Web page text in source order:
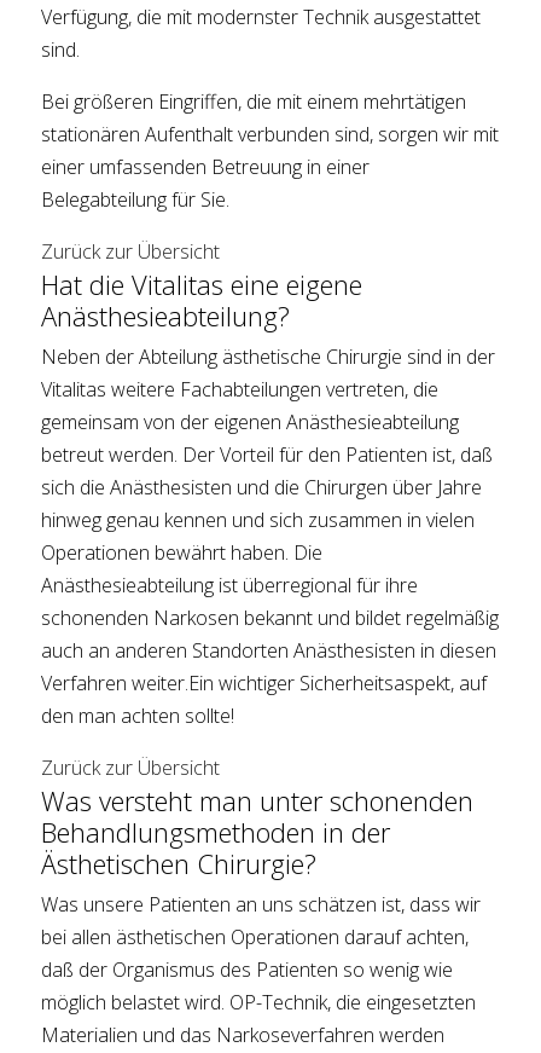
Verfügung, die mit modernster Technik ausgestattet
sind.
Bei größeren Eingriffen, die mit einem mehrtätigen
stationären Aufenthalt verbunden sind, sorgen wir mit
einer umfassenden Betreuung in einer
Belegabteilung für Sie.
Zurück zur Übersicht
Hat die Vitalitas eine eigene
Anästhesieabteilung?
Neben der Abteilung ästhetische Chirurgie sind in der
Vitalitas weitere Fachabteilungen vertreten, die
gemeinsam von der eigenen Anästhesieabteilung
betreut werden. Der Vorteil für den Patienten ist, daß
sich die Anästhesisten und die Chirurgen über Jahre
hinweg genau kennen und sich zusammen in vielen
Operationen bewährt haben. Die
Anästhesieabteilung ist überregional für ihre
schonenden Narkosen bekannt und bildet regelmäßig
auch an anderen Standorten Anästhesisten in diesen
Verfahren weiter.Ein wichtiger Sicherheitsaspekt, auf
den man achten sollte!
Zurück zur Übersicht
Was versteht man unter schonenden
Behandlungsmethoden in der
Ästhetischen Chirurgie?
Was unsere Patienten an uns schätzen ist, dass wir
bei allen ästhetischen Operationen darauf achten,
daß der Organismus des Patienten so wenig wie
möglich belastet wird. OP-Technik, die eingesetzten
Materialien und das Narkoseverfahren werden